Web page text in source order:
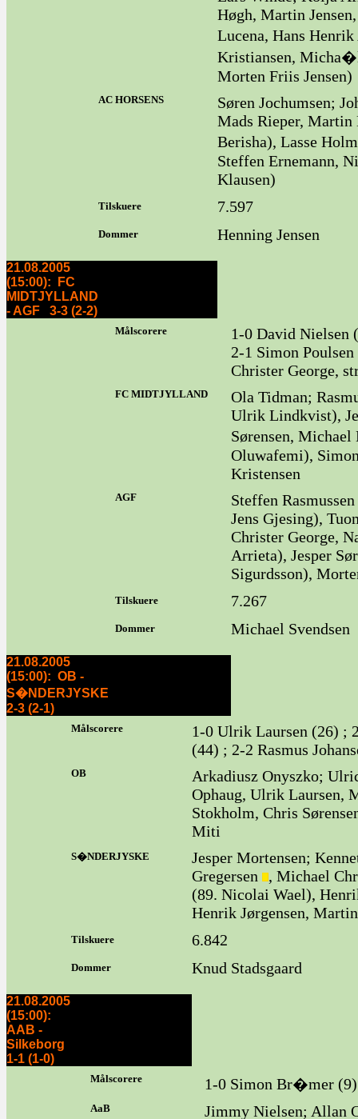
Høgh, Martin
Lucena, Hans
Kristiansen,
Morten Friis Jensen)
AC HORSENS
Søren Jochumsen;
Mads Rieper,
Berisha), Lasse
Steffen Ernemann,
Klausen)
Tilskuere 7.597
Dommer Henning Jensen
21.08.2005
(15:00): FC
MIDTJYLLAND
- AGF 3-3 (2-2)
Målscorere
1-0 David Nielsen
2-1 Simon
Christer George,
FC MIDTJYLLAND
Ola Tidman;
Ulrik Lindkvist),
Sørensen,
Oluwafemi),
Kristensen
AGF
Steffen Rasmussen
Jens Gjesing),
Christer George,
Arrieta), Jesper
Sigurdsson),
Tilskuere 7.267
Dommer Michael Svendsen
21.08.2005
(15:00): OB -
S�NDERJYSKE
2-3 (2-1)
Målscorere
1-0 Ulrik Laursen (26) ;
(44) ; 2-2 Rasmus
OB
Arkadiusz Onyszko;
Ophaug, Ulrik Laursen,
Stokholm, Chris
Miti
S�NDERJYSKE
Jesper Mortensen;
Gregersen
, Michael
(89. Nicolai Wael),
Henrik Jørgensen,
Tilskuere 6.842
Dommer Knud Stadsgaard
21.08.2005
(15:00):
AAB -
Silkeborg
1-1 (1-0)
Målscorere 1-0 Simon Br�mer (9)
AaB Jimmy Nielsen; Allan